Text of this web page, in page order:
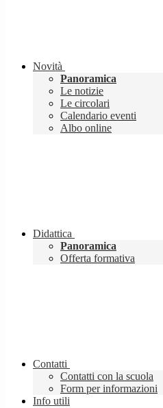
Novità
Panoramica
Le notizie
Le circolari
Calendario eventi
Albo online
Didattica
Panoramica
Offerta formativa
Contatti
Contatti con la scuola
Form per informazioni
Info utili